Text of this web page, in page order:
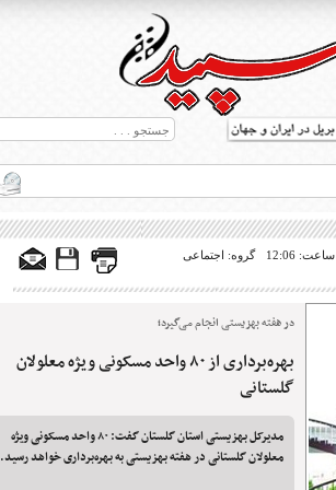
ساعت: 12:06 گروه: اجتماعی
در هفته بهزیستی انجام می‌گیرد؛
بهره‌برداری از ۸۰ واحد مسکونی ویژه معلولان
گلستانی
مدیرکل بهزیستی استان گلستان گفت: ۸۰ واحد مسکونی ویژه
معلولان گلستانی در هفته بهزیستی به بهره‌برداری خواهد رسید.